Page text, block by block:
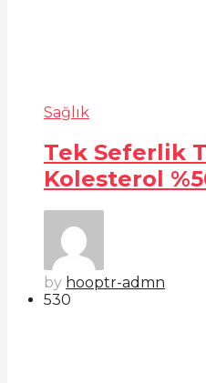
Sağlık
Tek Seferlik
Kolesterol
by hooptr-admn
530